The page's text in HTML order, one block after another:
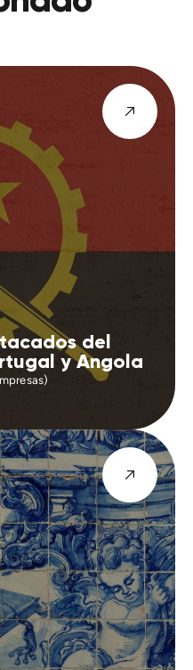
del
y Angola